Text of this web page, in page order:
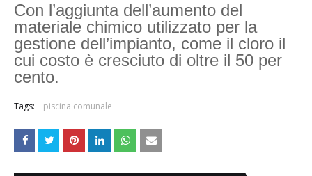
Con l’aggiunta dell’aumento del
materiale chimico utilizzato per la
gestione dell’impianto, come il cloro il
cui costo è cresciuto di oltre il 50 per
cento.
Tags: piscina comunale